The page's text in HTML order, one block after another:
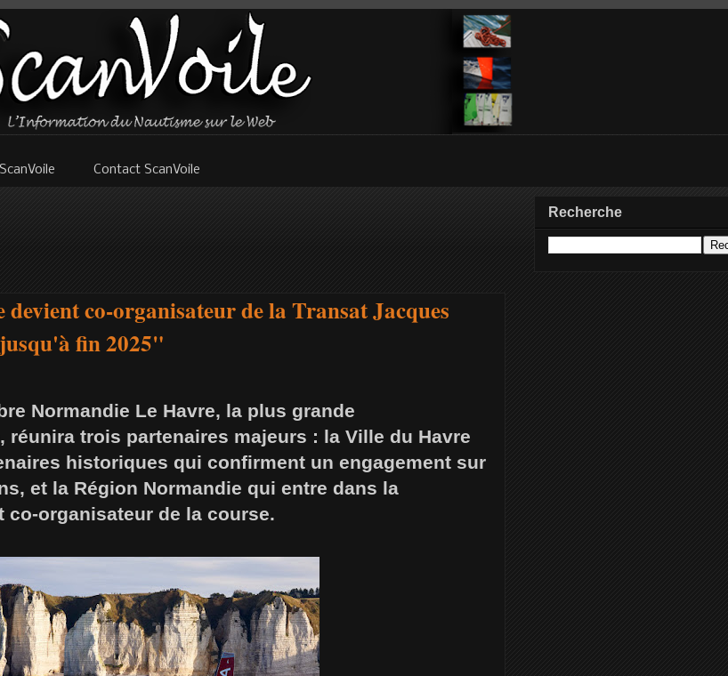
Contact ScanVoile
co-organisateur de la Transat Jacques
fin 2025"
Normandie Le Havre, la plus grande
réunira trois partenaires majeurs : la Ville du Havre
historiques qui confirment un engagement sur
et la Région Normandie qui entre dans la
co-organisateur de la course.
Recherche